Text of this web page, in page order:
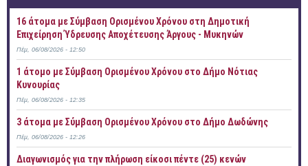
16 άτομα με Σύμβαση Ορισμένου Χρόνου στη Δημοτική
Επιχείρηση Ύδρευσης Αποχέτευσης Άργους - Μυκηνών
Πέμ, 06/08/2026 - 12:50
1 άτομο με Σύμβαση Ορισμένου Χρόνου στο Δήμο Νότιας
Κυνουρίας
Πέμ, 06/08/2026 - 12:35
3 άτομα με Σύμβαση Ορισμένου Χρόνου στο Δήμο Δωδώνης
Πέμ, 06/08/2026 - 12:26
Διαγωνισμός για την πλήρωση είκοσι πέντε (25) κενών